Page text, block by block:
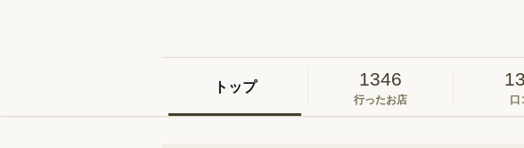
トップ 1346
行ったお店 口